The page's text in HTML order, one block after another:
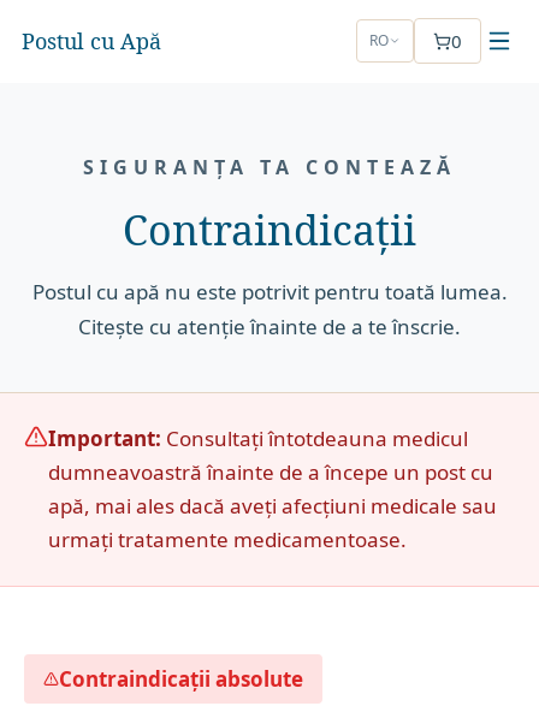
Postul cu Apă RO 0
SIGURANȚA TA CONTEAZĂ
Contraindicații
Postul cu apă nu este potrivit pentru toată lumea.
Citește cu atenție înainte de a te înscrie.
Important: Consultați întotdeauna medicul
dumneavoastră înainte de a începe un post cu
apă, mai ales dacă aveți afecțiuni medicale sau
urmați tratamente medicamentoase.
Contraindicații absolute